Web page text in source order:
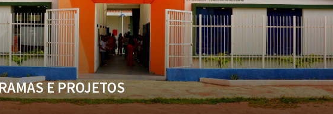
E PROJETOS